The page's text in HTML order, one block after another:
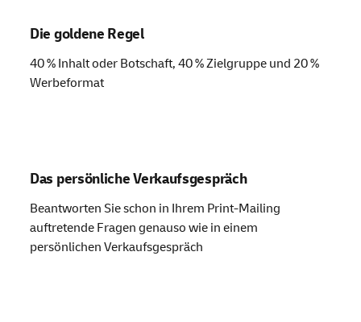
Die goldene Regel
40 % Inhalt oder Botschaft, 40 % Zielgruppe und 20 %
Werbeformat
Das persönliche Verkaufsgespräch
Beantworten Sie schon in Ihrem Print-Mailing
auftretende Fragen genauso wie in einem
persönlichen Verkaufsgespräch